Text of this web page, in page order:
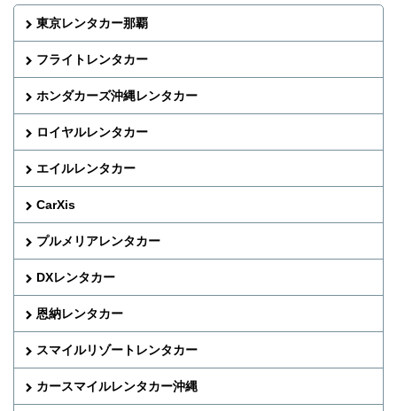
東京レンタカー那覇
フライトレンタカー
ホンダカーズ沖縄レンタカー
ロイヤルレンタカー
エイルレンタカー
CarXis
プルメリアレンタカー
DXレンタカー
恩納レンタカー
スマイルリゾートレンタカー
カースマイルレンタカー沖縄